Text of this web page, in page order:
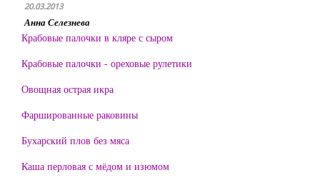
20.03.2013
Анна Селезнева
Крабовые палочки в кляре с сыром
Крабовые палочки - ореховые рулетики
Овощная острая икра
Фаршированные раковины
Бухарский плов без мяса
Каша перловая с мёдом и изюмом